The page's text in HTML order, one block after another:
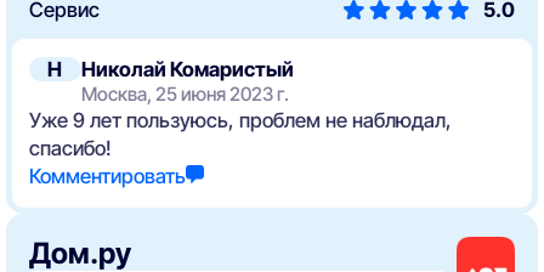
Н Николай Комаристый
Москва, 25 июня 2023 г.
Уже 9 лет пользуюсь, проблем не наблюдал,
спасибо!
Комментировать
Сервис
5.0
Дом.ру